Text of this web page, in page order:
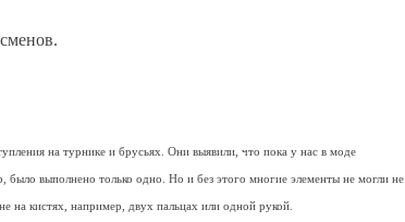
на турнике и брусьях. Они выявили, что пока у нас в моде
выполнено только одно. Но и без этого многие элементы не могли не
на кистях, например, двух пальцах или одной рукой.